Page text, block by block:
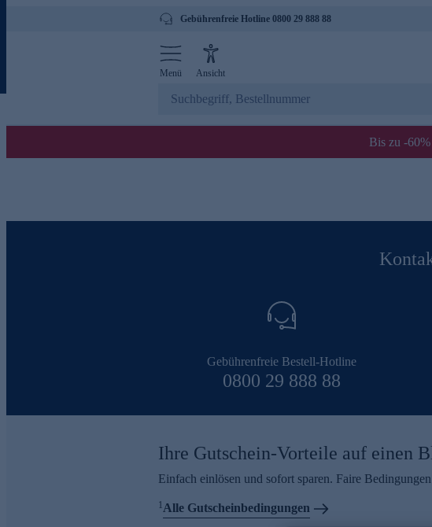
Gebührenfreie Hotline 0800 29 888 88
Menü Ansicht
Bis zu -
Gebührenfreie Bestell-Hotline
0800 29 888 88
Ihre Gutschein-Vorteile auf einen
Einfach einlösen und sofort sparen. Faire
1Alle Gutscheinbedingungen